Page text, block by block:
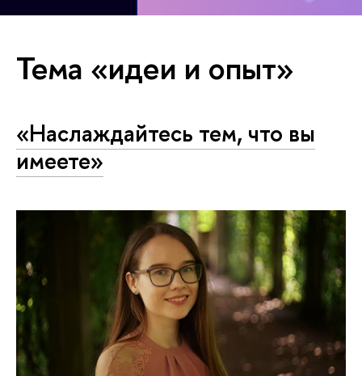
Тема «идеи и опыт»
«Наслаждайтесь тем, что вы
имеете»